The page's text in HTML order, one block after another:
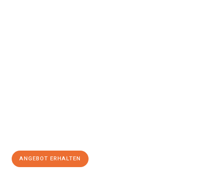
ANGEBOT ERHALTEN